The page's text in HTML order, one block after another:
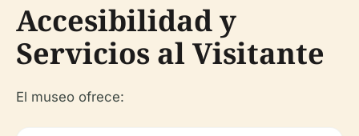
Accesibilidad y
Servicios al Visitante
El museo ofrece: